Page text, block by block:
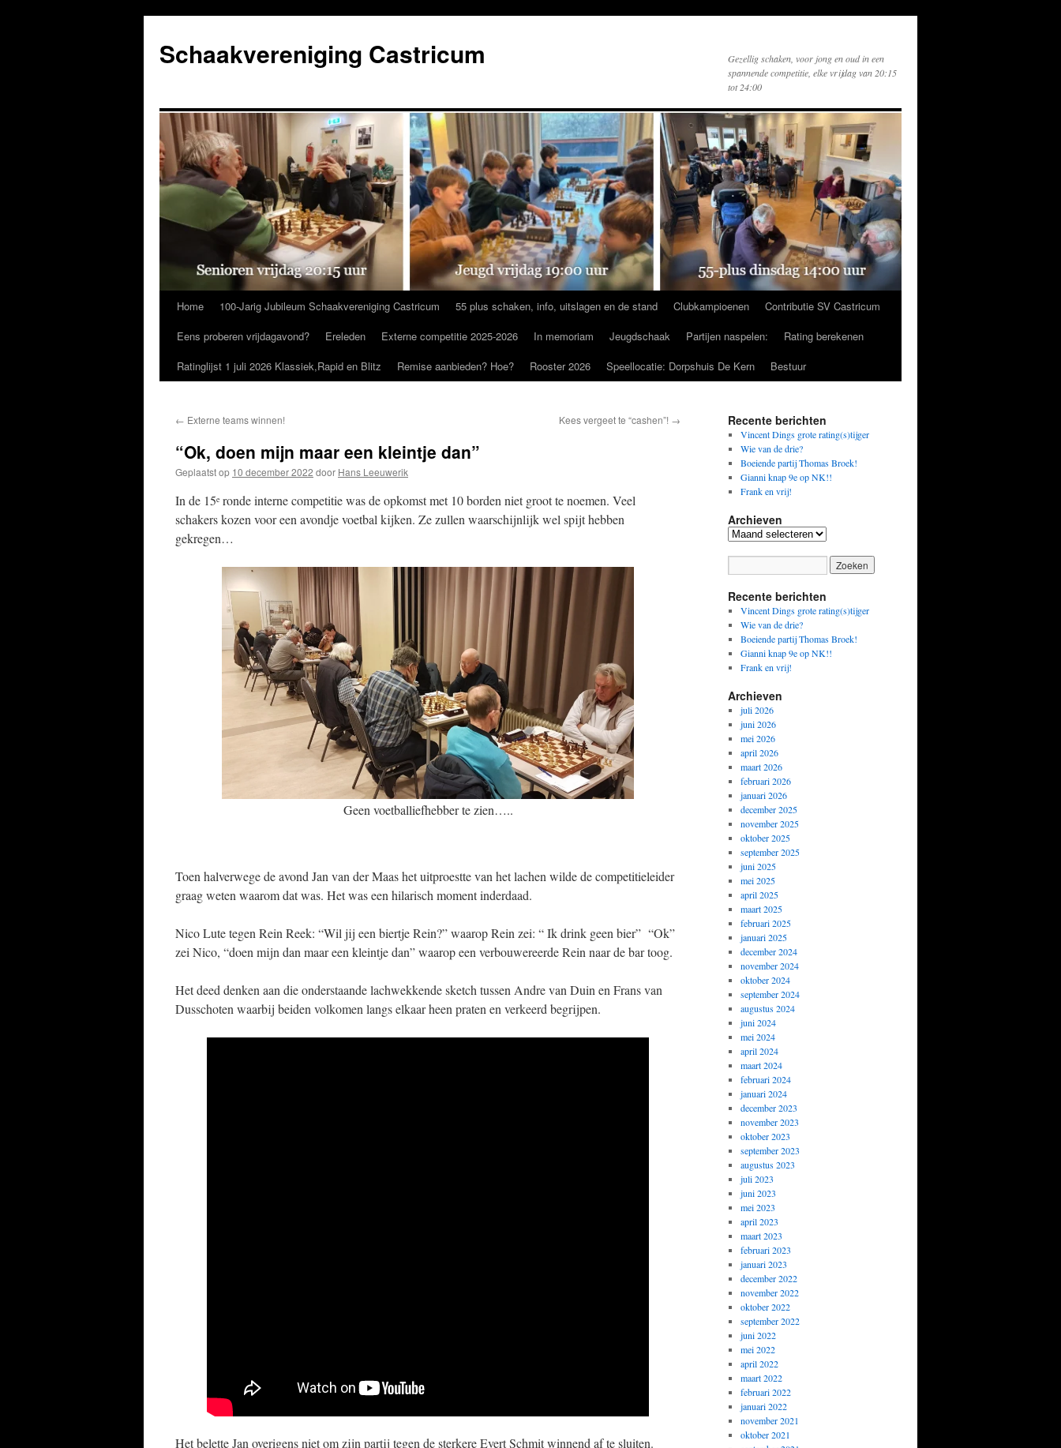
de
inhoud
Schaakvereniging Castricum
Gezellig schaken, voor jong en oud in een
spannende competitie, elke vrijdag van 20:15
tot 24:00
Home 100-Jarig Jubileum Schaakvereniging Castricum 55 plus schaken, info, uitslagen en de stand Clubkampioenen
Contributie SV Castricum
Eens proberen vrijdagavond?
Ereleden Externe competitie 2025-2026 In memoriam Jeugdschaak Partijen naspelen:
Rating berekenen
Ratinglijst 1 juli 2026 Klassiek,Rapid en Blitz
Remise aanbieden? Hoe? Rooster 2026 Speellocatie: Dorpshuis De Kern Bestuur
← Externe teams winnen! Kees vergeet te “cashen”! →
“Ok, doen mijn maar een kleintje dan”
Geplaatst op 10 december 2022 door Hans Leeuwerik
In de 15e ronde interne competitie was de opkomst met 10 borden niet groot te noemen. Veel
schakers kozen voor een avondje voetbal kijken. Ze zullen waarschijnlijk wel spijt hebben
gekregen…
Geen voetballiefhebber te zien…..
Toen halverwege de avond Jan van der Maas het uitproestte van het lachen wilde de competitieleider
graag weten waarom dat was. Het was een hilarisch moment inderdaad.
Nico Lute tegen Rein Reek: “Wil jij een biertje Rein?” waarop Rein zei: “ Ik drink geen bier” “Ok”
zei Nico, “doen mijn dan maar een kleintje dan” waarop een verbouwereerde Rein naar de bar toog.
Het deed denken aan die onderstaande lachwekkende sketch tussen Andre van Duin en Frans van
Dusschoten waarbij beiden volkomen langs elkaar heen praten en verkeerd begrijpen.
Het belette Jan overigens niet om zijn partij tegen de sterkere Evert Schmit winnend af te sluiten.
Recente berichten
Vincent Dings grote rating(s)tijger
Wie van de drie?
Boeiende partij Thomas Broek!
Gianni knap 9e op NK!!
Frank en vrij!
Archieven
Archieven
Recente berichten
Vincent Dings grote rating(s)tijger
Wie van de drie?
Boeiende partij Thomas Broek!
Gianni knap 9e op NK!!
Frank en vrij!
Archieven
juli 2026
juni 2026
mei 2026
april 2026
maart 2026
februari 2026
januari 2026
december 2025
november 2025
oktober 2025
september 2025
juni 2025
mei 2025
april 2025
maart 2025
februari 2025
januari 2025
december 2024
november 2024
oktober 2024
september 2024
augustus 2024
juni 2024
mei 2024
april 2024
maart 2024
februari 2024
januari 2024
december 2023
november 2023
oktober 2023
september 2023
augustus 2023
juli 2023
juni 2023
mei 2023
april 2023
maart 2023
februari 2023
januari 2023
december 2022
november 2022
oktober 2022
september 2022
juni 2022
mei 2022
april 2022
maart 2022
februari 2022
januari 2022
november 2021
oktober 2021